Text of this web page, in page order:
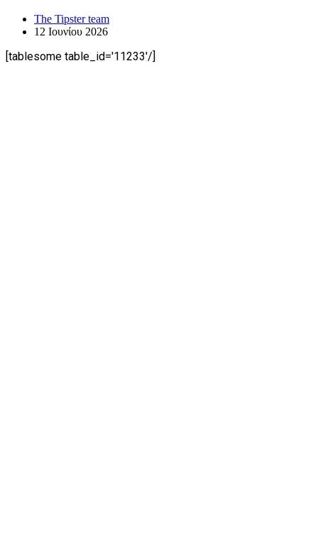
The Tipster team
12 Ιουνίου 2026
[tablesome table_id='11233'/]